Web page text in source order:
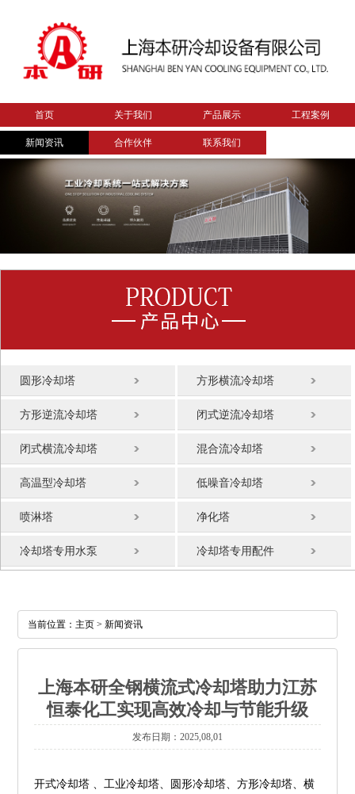
首页 关于我们 产品展示 工程案例
新闻资讯 合作伙伴 联系我们
圆形冷却塔 方形横流冷却塔
方形逆流冷却塔 闭式逆流冷却塔
闭式横流冷却塔 混合流冷却塔
高温型冷却塔 低噪音冷却塔
喷淋塔 净化塔
冷却塔专用水泵 冷却塔专用配件
当前位置： 主页 > 新闻资讯
上海本研全钢横流式冷却塔助力江苏
恒泰化工实现高效冷却与节能升级
发布日期：2025,08,01
开式冷却塔 、工业冷却塔、圆形冷却塔、方形冷却塔、横